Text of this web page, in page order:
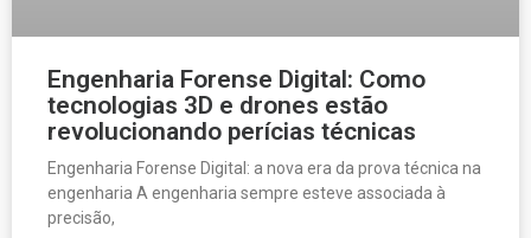
Engenharia Forense Digital: Como
tecnologias 3D e drones estão
revolucionando perícias técnicas
Engenharia Forense Digital: a nova era da prova técnica na
engenharia A engenharia sempre esteve associada à
precisão,